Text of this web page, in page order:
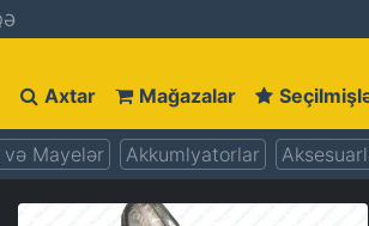
Axtar Mağazalar
və Mayelər Akkumlyatorlar